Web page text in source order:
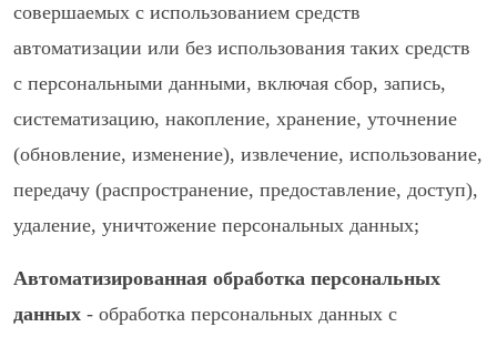
совершаемых с использованием средств
автоматизации или без использования таких средств
с персональными данными, включая сбор, запись,
систематизацию, накопление, хранение, уточнение
(обновление, изменение), извлечение, использование,
передачу (распространение, предоставление, доступ),
удаление, уничтожение персональных данных;
Автоматизированная обработка персональных
данных - обработка персональных данных с